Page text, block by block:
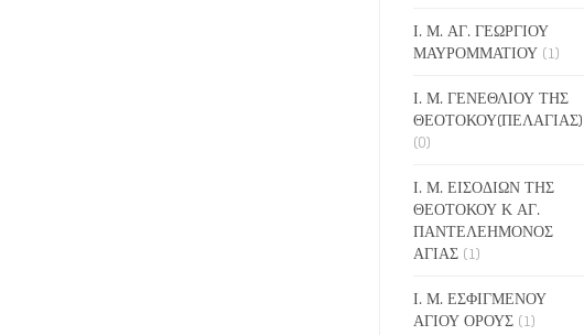
Ι. Μ. ΑΓ. ΓΕΩΡΓΙΟΥ
ΜΑΥΡΟΜΜΑΤΙΟΥ (1)
Ι. Μ. ΓΕΝΕΘΛΙΟΥ ΤΗΣ
ΘΕΟΤΟΚΟΥ(ΠΕΛΑΓΙΑΣ)
(0)
Ι. Μ. ΕΙΣΟΔΙΩΝ ΤΗΣ
ΘΕΟΤΟΚΟΥ Κ ΑΓ.
ΠΑΝΤΕΛΕΗΜΟΝΟΣ
ΑΓΙΑΣ (1)
Ι. Μ. ΕΣΦΙΓΜΕΝΟΥ
ΑΓΙΟΥ ΟΡΟΥΣ (1)